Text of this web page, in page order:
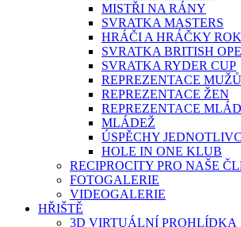
MISTŘI NA RÁNY
SVRATKA MASTERS
HRÁČI A HRÁČKY
SVRATKA BRITISH
SVRATKA RYDER CUP
REPREZENTACE MUŽŮ
REPREZENTACE ŽEN
REPREZENTACE
MLÁDEŽ
ÚSPĚCHY
HOLE IN ONE KLUB
RECIPROCITY PRO NAŠE
FOTOGALERIE
VIDEOGALERIE
HŘIŠTĚ
3D VIRTUÁLNÍ PROHLÍDKA